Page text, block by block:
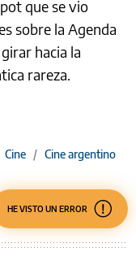
que se vio
sobre la Agenda
hacia la
rareza.
Cine / Cine argentino
HE VISTO UN ERROR